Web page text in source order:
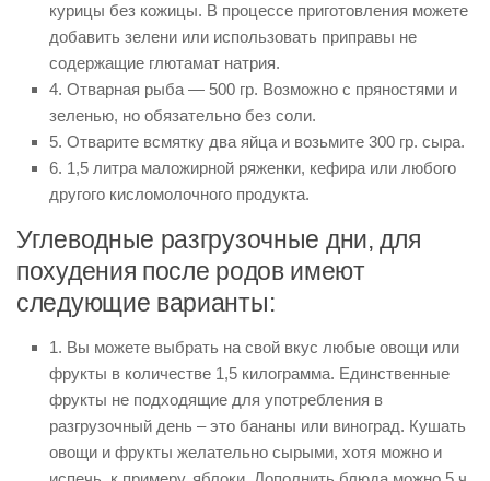
курицы без кожицы. В процессе приготовления можете
добавить зелени или использовать приправы не
содержащие глютамат натрия.
4. Отварная рыба — 500 гр. Возможно с пряностями и
зеленью, но обязательно без соли.
5. Отварите всмятку два яйца и возьмите 300 гр. сыра.
6. 1,5 литра маложирной ряженки, кефира или любого
другого кисломолочного продукта.
Углеводные разгрузочные дни, для
похудения после родов имеют
следующие варианты:
1. Вы можете выбрать на свой вкус любые овощи или
фрукты в количестве 1,5 килограмма. Единственные
фрукты не подходящие для употребления в
разгрузочный день – это бананы или виноград. Кушать
овощи и фрукты желательно сырыми, хотя можно и